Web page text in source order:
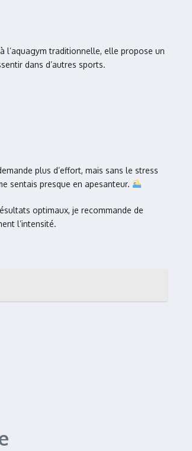
l’aquagym traditionnelle, elle propose un
dans d’autres sports.
plus d’effort, mais sans le stress
sentais presque en apesanteur.
optimaux, je recommande de
l’intensité.